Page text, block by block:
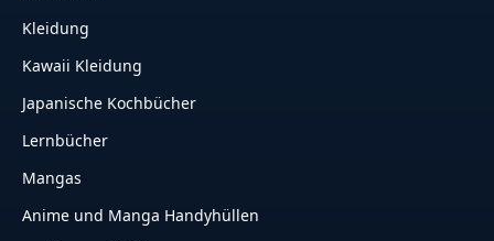
Kleidung
Kawaii Kleidung
Japanische Kochbücher
Lernbücher
Mangas
Anime und Manga Handyhüllen